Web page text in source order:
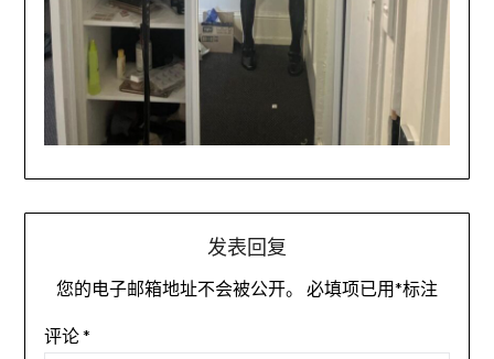
发表回复
您的电子邮箱地址不会被公开。 必填项已用*标注
评论*